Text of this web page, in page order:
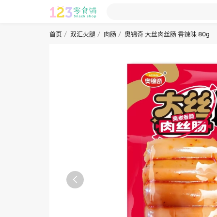
首页 双汇火腿 肉肠 奥锦奇 大丝肉丝肠 香辣味 80g
